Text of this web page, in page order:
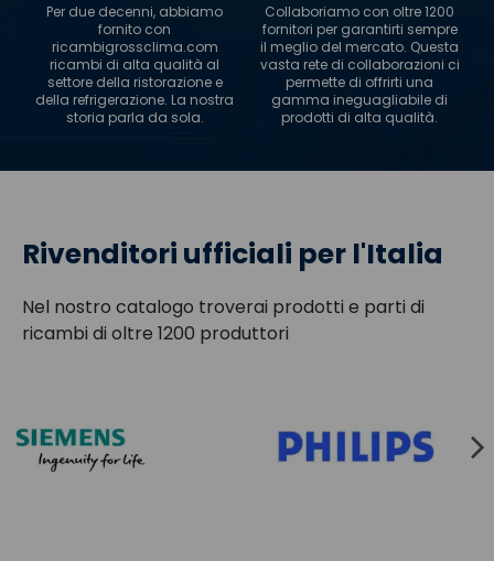
Per due decenni, abbiamo
fornito con
ricambigrossclima.com
ricambi di alta qualità al
settore della ristorazione e
della refrigerazione. La nostra
storia parla da sola.
Collaboriamo con oltre 1200
fornitori per garantirti sempre
il meglio del mercato. Questa
vasta rete di collaborazioni ci
permette di offrirti una
gamma ineguagliabile di
prodotti di alta qualità.
Rivenditori ufficiali per l'Italia
Nel nostro catalogo troverai prodotti e parti di
ricambi di oltre 1200 produttori